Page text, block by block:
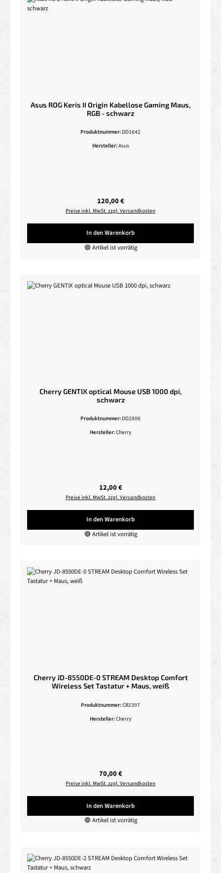
Asus ROG Keris II Origin Kabellose Gaming Maus,
RGB - schwarz
Produktnummer: DD1642
Hersteller:Asus
Regulärer Preis:
120,00 €
Preise inkl. MwSt. zzgl. Versandkosten
In den Warenkorb
🟢 Artikel ist vorrätig
Cherry GENTIX optical Mouse USB 1000 dpi,
schwarz
Produktnummer: DD2806
Hersteller:Cherry
Regulärer Preis:
12,00 €
Preise inkl. MwSt. zzgl. Versandkosten
In den Warenkorb
🟢 Artikel ist vorrätig
Cherry JD-8550DE-0 STREAM Desktop Comfort
Wireless Set Tastatur + Maus, weiß
Produktnummer:CR2397
Hersteller:Cherry
Regulärer Preis:
70,00 €
Preise inkl. MwSt. zzgl. Versandkosten
In den Warenkorb
🟢 Artikel ist vorrätig